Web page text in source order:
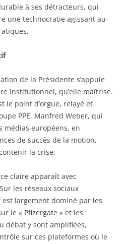
à ses détracteurs, qui
une technocratie agissant au-
de la Présidente s’appuie
institutionnel, qu’elle maîtrise.
le point d’orgue, relayé et
PPE, Manfred Weber, qui
médias européens, en
de succès de la motion,
la crise.
claire apparaît avec
les réseaux sociaux
largement dominé par les
le « Pfizergate » et les
débat y sont amplifiées,
sur ces plateformes où le